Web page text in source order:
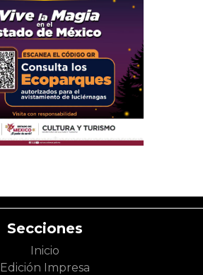
Secciones
Inicio
Edición Impresa